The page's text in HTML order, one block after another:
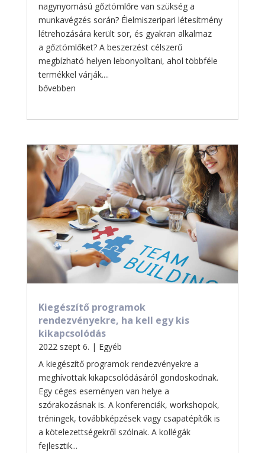
nagynyomású gőztömlőre van szükség a
munkavégzés során? Élelmiszeripari létesítmény
létrehozására került sor, és gyakran alkalmaz
a gőztömlőket? A beszerzést célszerű
megbízható helyen lebonyolítani, ahol többféle
termékkel várják....
bővebben
Kiegészítő programok
rendezvényekre, ha kell egy kis
kikapcsolódás
2022 szept 6. | Egyéb
A kiegészítő programok rendezvényekre a
meghívottak kikapcsolódásáról gondoskodnak.
Egy céges eseményen van helye a
szórakozásnak is. A konferenciák, workshopok,
tréningek, továbbképzések vagy csapatépítők is
a kötelezettségekről szólnak. A kollégák
fejlesztik...